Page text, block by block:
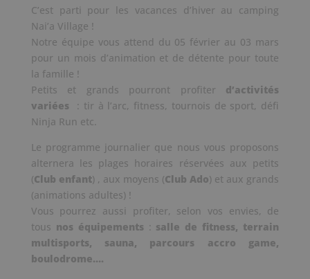
C’est parti pour les vacances d’hiver au camping
Nai’a Village !
Notre équipe vous attend du 05 février au 03 mars
pour un mois d’animation et de détente pour toute
la famille !
Petits et grands pourront profiter d’activités
variées : tir à l’arc, fitness, tournois de sport, défi
Ninja Run etc.
Le programme journalier que nous vous proposons
alternera les plages horaires réservées aux petits
(Club enfant) , aux moyens (Club Ado) et aux grands
(animations adultes) !
Vous pourrez aussi profiter, selon vos envies, de
tous nos équipements : salle de fitness, terrain
multisports, sauna, parcours accro game,
boulodrome….